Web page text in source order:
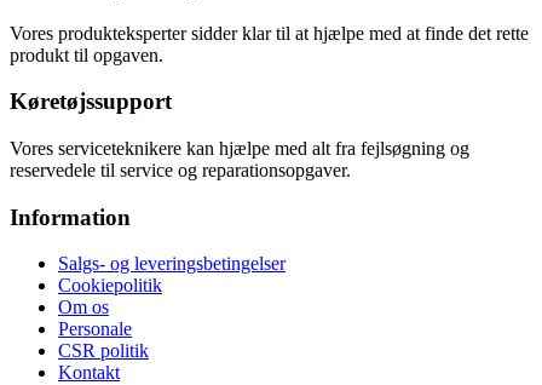
Vores produkteksperter sidder klar til at hjælpe med at finde det rette
produkt til opgaven.
Køretøjssupport
Vores serviceteknikere kan hjælpe med alt fra fejlsøgning og
reservedele til service og reparationsopgaver.
Information
Salgs- og leveringsbetingelser
Cookiepolitik
Om os
Personale
CSR politik
Kontakt